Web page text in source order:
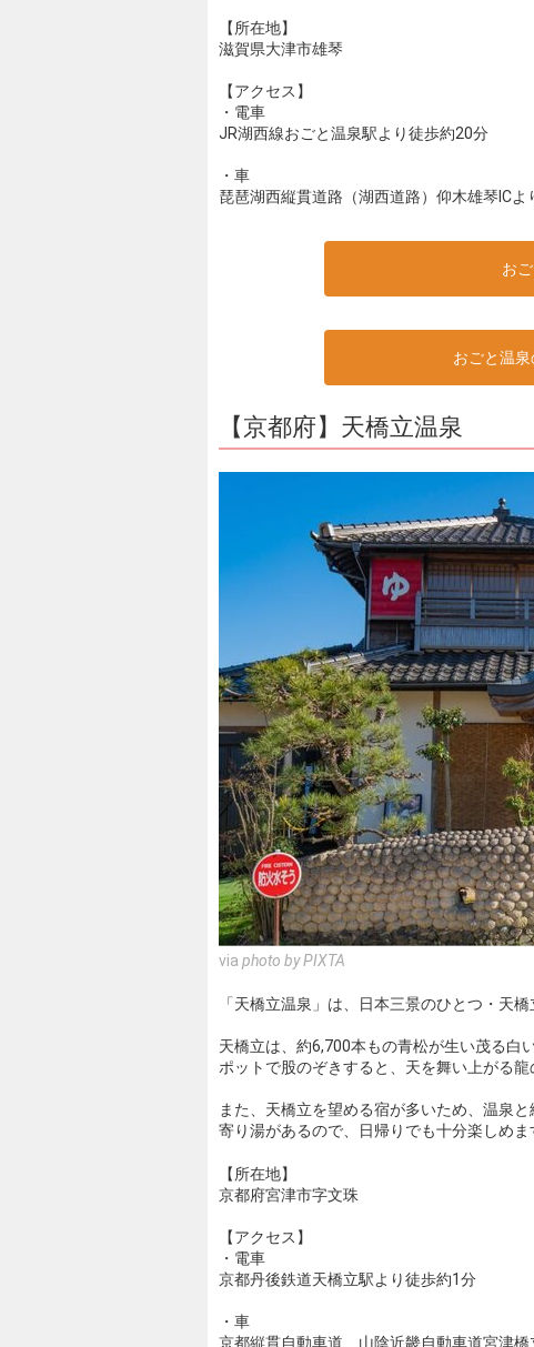
【所在地】
滋賀県大津市雄琴
【アクセス】
・電車
JR湖西線おごと温泉駅より徒歩約20分
・車
琵琶湖西縦貫道路（湖西道路）仰木雄琴ICよ
お
おごと温
【京都府】天橋立温泉
via photo by PIXTA
「天橋立温泉」は、日本三景のひとつ・天
天橋立は、約6,700本もの青松が生い茂る白
ポットで股のぞきすると、天を舞い上がる
また、天橋立を望める宿が多いため、温泉
寄り湯があるので、日帰りでも十分楽しめま
【所在地】
京都府宮津市字文珠
【アクセス】
・電車
京都丹後鉄道天橋立駅より徒歩約1分
・車
京都縦貫自動車道、山陰近畿自動車道宮津橋